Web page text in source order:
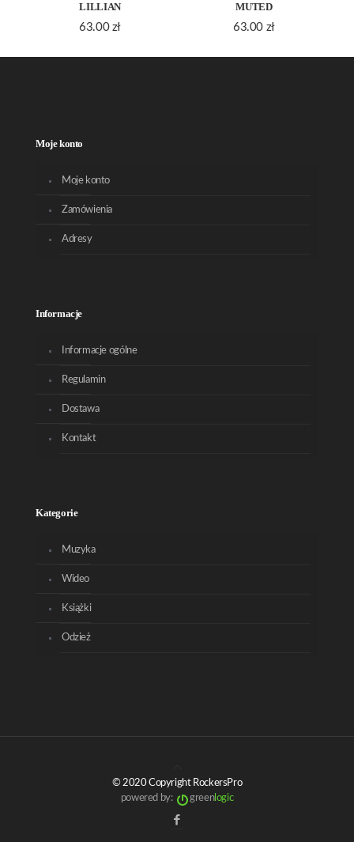
LILLIAN
63.00 zł
MUTED
63.00 zł
Moje konto
Moje konto
Zamówienia
Adresy
Informacje
Informacje ogólne
Regulamin
Dostawa
Kontakt
Kategorie
Muzyka
Wideo
Książki
Odzież
© 2020 Copyright RockersPro
powered by:
greenlogic